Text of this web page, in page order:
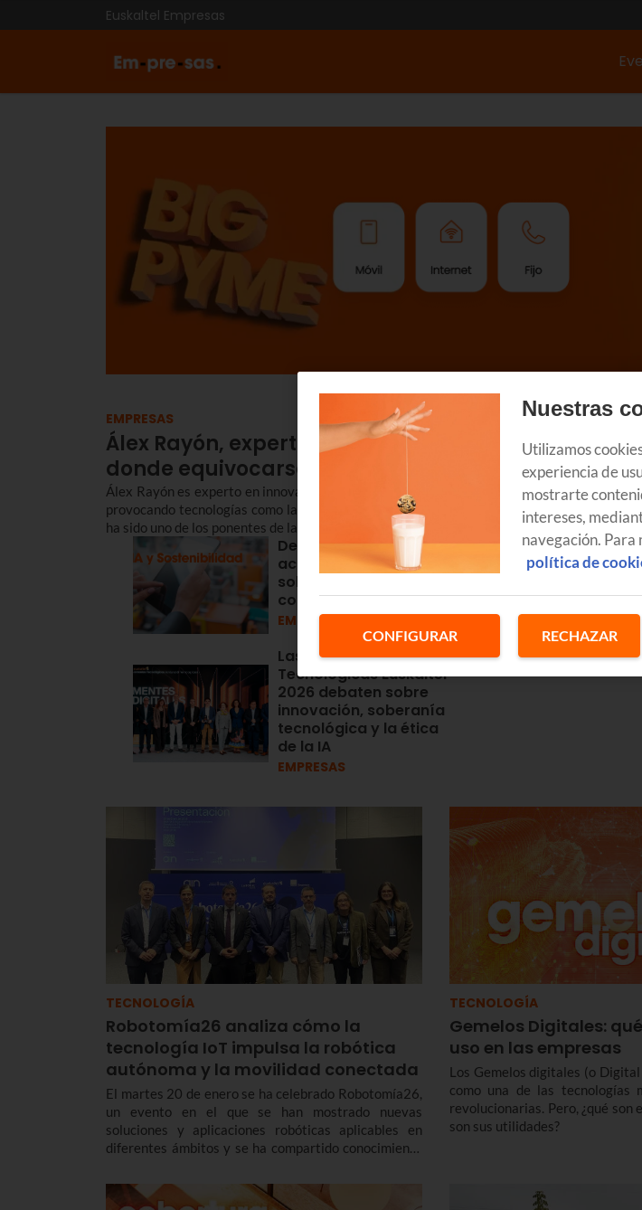
Euskaltel Empresas
EMPRESAS
Álex Rayón, experto en innovación: “La tecnología
donde equivocarse cuesta poco”
Álex Rayón es experto en innovación y CEO de Brain&Code. Con él hemos hablado sobre
provocando tecnologías como la Inteligencia Artificial, estrategias de datos y tendencias
ha sido uno de los ponentes de las Jornadas Tecnológicas Euskaltel 2026.
de
tu
De los datos a la
acción: el valor de la IA
sobre infraestructuras
conectadas
EMPRESAS
Las Jornadas
Tecnológicas Euskaltel
2026 debaten sobre
innovación, soberanía
tecnológica y la ética
de la IA
EMPRESAS
TECNOLOGÍA
Robotomía26 analiza cómo la
tecnología IoT impulsa la robótica
autónoma y la movilidad conectada
El martes 20 de enero se ha celebrado Robotomía26,
un evento en el que se han mostrado nuevas
soluciones y aplicaciones robóticas aplicables en
diferentes ámbitos y se ha compartido conocimiento
aérea.
TECNOLOGÍA
Gemelos Digitales:
uso en las empresas
Los Gemelos digitales (o
como una de las tecnologías
revolucionarias. Pero, ¿qué son
son sus utilidades?
Nuestras
Utilizamos
experiencia de
mostrarte
intereses,
navegación. Para
política de
CONFIGURAR RECHAZAR